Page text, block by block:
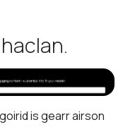
is gearr airson